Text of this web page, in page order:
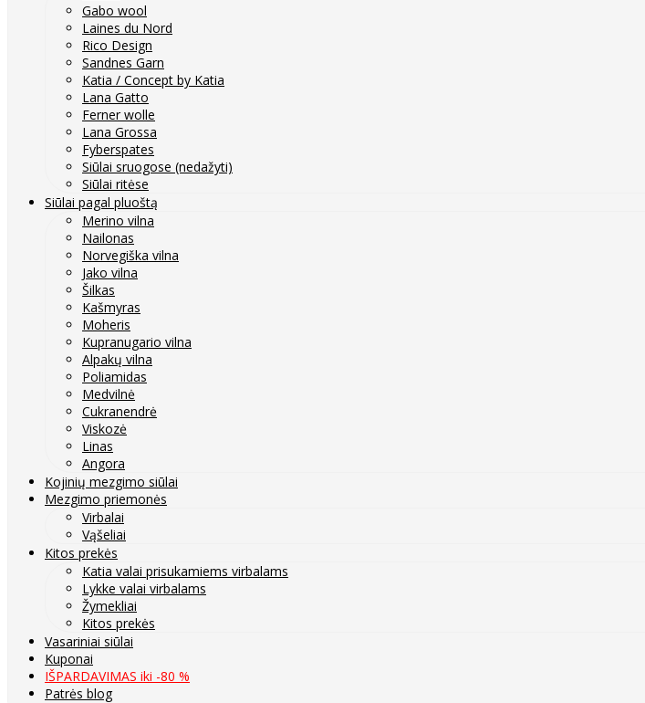
Gabo wool
Laines du Nord
Rico Design
Sandnes Garn
Katia / Concept by Katia
Lana Gatto
Ferner wolle
Lana Grossa
Fyberspates
Siūlai sruogose (nedažyti)
Siūlai ritėse
Siūlai pagal pluoštą
Merino vilna
Nailonas
Norvegiška vilna
Jako vilna
Šilkas
Kašmyras
Moheris
Kupranugario vilna
Alpakų vilna
Poliamidas
Medvilnė
Cukranendrė
Viskozė
Linas
Angora
Kojinių mezgimo siūlai
Mezgimo priemonės
Virbalai
Vąšeliai
Kitos prekės
Katia valai prisukamiems virbalams
Lykke valai virbalams
Žymekliai
Kitos prekės
Vasariniai siūlai
Kuponai
IŠPARDAVIMAS iki -80 %
Patrės blog